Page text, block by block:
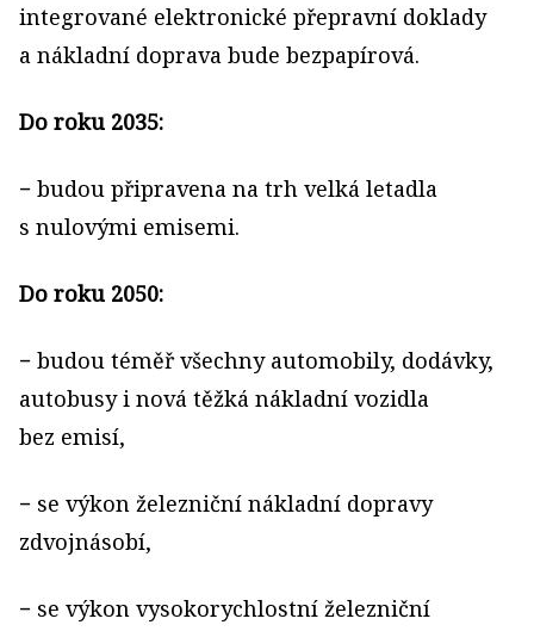
integrované elektronické přepravní doklady
a nákladní doprava bude bezpapírová.
Do roku 2035:
− budou připravena na trh velká letadla
s nulovými emisemi.
Do roku 2050:
− budou téměř všechny automobily, dodávky,
autobusy i nová těžká nákladní vozidla
bez emisí,
− se výkon železniční nákladní dopravy
zdvojnásobí,
− se výkon vysokorychlostní železniční